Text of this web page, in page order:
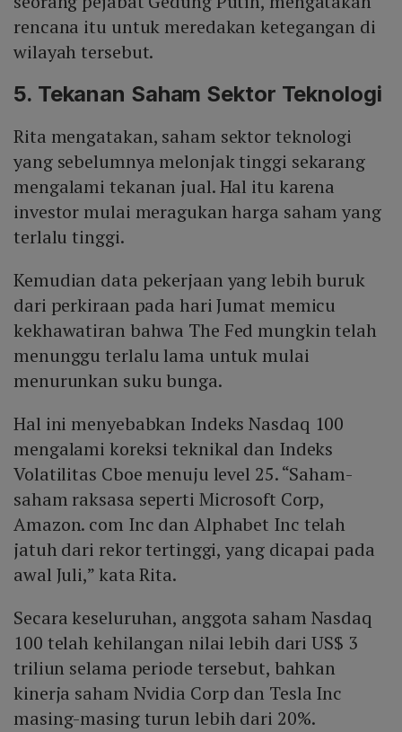
rencana itu untuk meredakan ketegangan di
wilayah tersebut.
5. Tekanan Saham Sektor Teknologi
Rita mengatakan, saham sektor teknologi
yang sebelumnya melonjak tinggi sekarang
mengalami tekanan jual. Hal itu karena
investor mulai meragukan harga saham yang
terlalu tinggi.
Kemudian data pekerjaan yang lebih buruk
dari perkiraan pada hari Jumat memicu
kekhawatiran bahwa The Fed mungkin telah
menunggu terlalu lama untuk mulai
menurunkan suku bunga.
Hal ini menyebabkan Indeks Nasdaq 100
mengalami koreksi teknikal dan Indeks
Volatilitas Cboe menuju level 25. “Saham-
saham raksasa seperti Microsoft Corp,
Amazon. com Inc dan Alphabet Inc telah
jatuh dari rekor tertinggi, yang dicapai pada
awal Juli,” kata Rita.
Secara keseluruhan, anggota saham Nasdaq
100 telah kehilangan nilai lebih dari US$ 3
triliun selama periode tersebut, bahkan
kinerja saham Nvidia Corp dan Tesla Inc
masing-masing turun lebih dari 20%.